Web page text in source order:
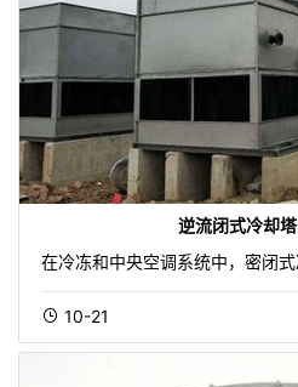
逆流闭式冷却
在冷冻和中央空调系统中，密闭
10-21